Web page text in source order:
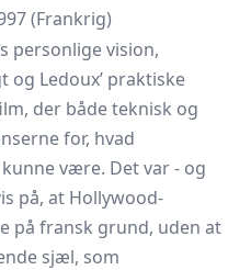
(Frankrig)
personlige vision,
Ledoux’ praktiske
der både teknisk og
for, hvad
være. Det var - og
på, at Hollywood-
på fransk grund, uden at
sjæl, som